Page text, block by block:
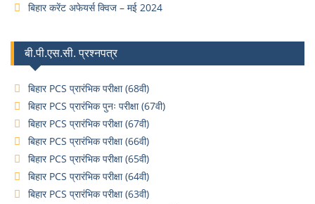
बिहार करेंट अफेयर्स क्विज – मई 2024
बी.पी.एस.सी. प्रश्नपत्र
बिहार PCS प्रारंभिक परीक्षा (68वी)
बिहार PCS प्रारंभिक पुनः परीक्षा (67वी)
बिहार PCS प्रारंभिक परीक्षा (67वी)
बिहार PCS प्रारंभिक परीक्षा (66वी)
बिहार PCS प्रारंभिक परीक्षा (65वी)
बिहार PCS प्रारंभिक परीक्षा (64वी)
बिहार PCS प्रारंभिक परीक्षा (63वी)